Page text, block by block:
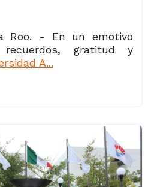
Roo. - En un emotivo
gratitud y
A...